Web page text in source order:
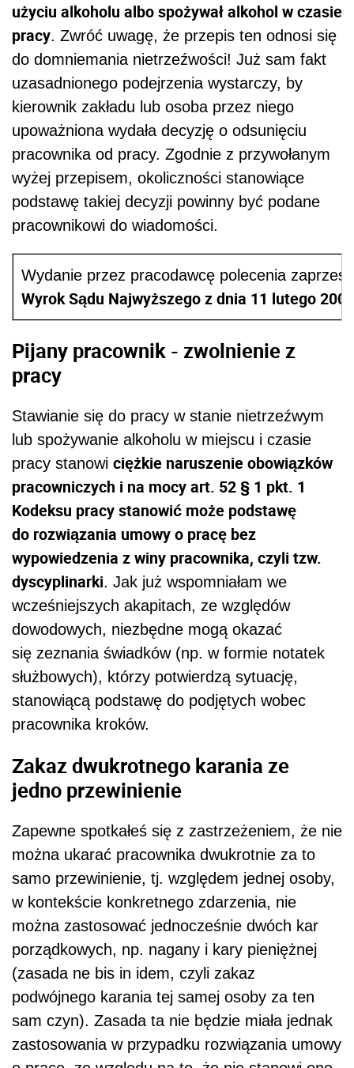
użyciu alkoholu albo spożywał alkohol w czasie
pracy. Zwróć uwagę, że przepis ten odnosi się
do domniemania nietrzeźwości! Już sam fakt
uzasadnionego podejrzenia wystarczy, by
kierownik zakładu lub osoba przez niego
upoważniona wydała decyzję o odsunięciu
pracownika od pracy. Zgodnie z przywołanym
wyżej przepisem, okoliczności stanowiące
podstawę takiej decyzji powinny być podane
pracownikowi do wiadomości.
Wydanie przez pracodawcę polecenia
Wyrok Sądu Najwyższego z dnia 11 lutego
Pijany pracownik - zwolnienie z
pracy
Stawianie się do pracy w stanie nietrzeźwym
lub spożywanie alkoholu w miejscu i czasie
pracy stanowi ciężkie naruszenie obowiązków
pracowniczych i na mocy art. 52 § 1 pkt. 1
Kodeksu pracy stanowić może podstawę
do rozwiązania umowy o pracę bez
wypowiedzenia z winy pracownika, czyli tzw.
dyscyplinarki. Jak już wspomniałam we
wcześniejszych akapitach, ze względów
dowodowych, niezbędne mogą okazać
się zeznania świadków (np. w formie notatek
służbowych), którzy potwierdzą sytuację,
stanowiącą podstawę do podjętych wobec
pracownika kroków.
Zakaz dwukrotnego karania ze
jedno przewinienie
Zapewne spotkałeś się z zastrzeżeniem, że nie
można ukarać pracownika dwukrotnie za to
samo przewinienie, tj. względem jednej osoby,
w kontekście konkretnego zdarzenia, nie
można zastosować jednocześnie dwóch kar
porządkowych, np. nagany i kary pieniężnej
(zasada ne bis in idem, czyli zakaz
podwójnego karania tej samej osoby za ten
sam czyn). Zasada ta nie będzie miała jednak
zastosowania w przypadku rozwiązania umowy